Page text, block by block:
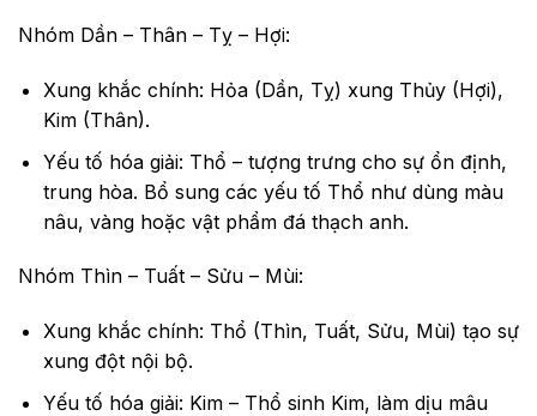
Nhóm Dần – Thân – Tỵ – Hợi:
Xung khắc chính: Hỏa (Dần, Tỵ) xung Thủy (Hợi),
Kim (Thân).
Yếu tố hóa giải: Thổ – tượng trưng cho sự ổn định,
trung hòa. Bổ sung các yếu tố Thổ như dùng màu
nâu, vàng hoặc vật phẩm đá thạch anh.
Nhóm Thìn – Tuất – Sửu – Mùi:
Xung khắc chính: Thổ (Thìn, Tuất, Sửu, Mùi) tạo sự
xung đột nội bộ.
Yếu tố hóa giải: Kim – Thổ sinh Kim, làm dịu mâu